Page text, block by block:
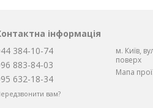
інформація
384-10-74
883-84-03
632-18-34
вам?
м. Київ,
поверх
Мапа